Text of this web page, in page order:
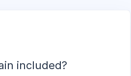
included?